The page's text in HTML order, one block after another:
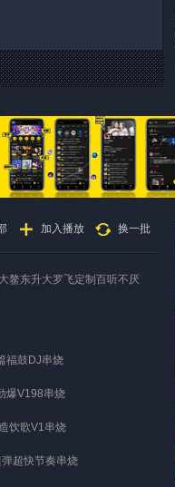
加入播放 换一批
鳌东升大罗飞定制百听不厌
福鼓DJ串烧
爆V198串烧
饮歌V1串烧
超快节奏串烧